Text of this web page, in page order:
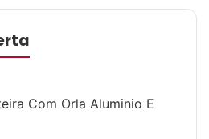
Com Orla Aluminio E